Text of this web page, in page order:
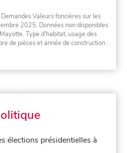
Valeurs foncières sur les
2025. Données non disponibles
Type d'habitat, usage des
de pièces et année de construction :
élections présidentielles à